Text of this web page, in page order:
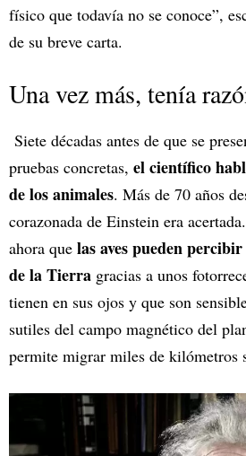
físico que todavía no se conoce”,
de su breve carta.
Una vez más, tenía
Siete décadas antes de que se
pruebas concretas, el científico
de los animales. Más de 70 años
corazonada de Einstein era
ahora que las aves pueden
de la Tierra gracias a unos
tienen en sus ojos y que son
sutiles del campo magnético del
permite migrar miles de kilómetros